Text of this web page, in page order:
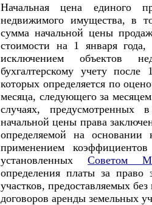
Начальная цена единого
недвижимого имущества, в
сумма начальной цены
стоимости на 1 января года,
исключением объектов
бухгалтерскому учету
которых определяется по
месяца, следующего за
случаях, предусмотренных
начальной цены права
определяемой на основании
применением
установленныхСоветом
определения платы за право
участков, предоставляемых
договоров аренды земельных